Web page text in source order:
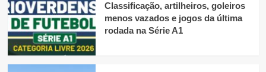
Classificação, artilheiros, goleiros
menos vazados e jogos da última
rodada na Série A1